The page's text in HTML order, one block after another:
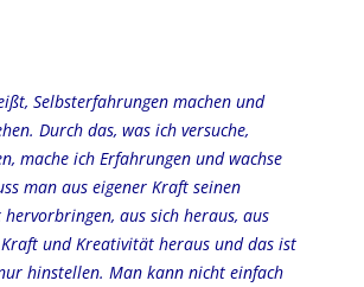
Selbsterfahrungen machen und
Durch das, was ich versuche,
mache ich Erfahrungen und wachse
man aus eigener Kraft seinen
hervorbringen, aus sich heraus, aus
und Kreativität heraus und das ist
hinstellen. Man kann nicht einfach